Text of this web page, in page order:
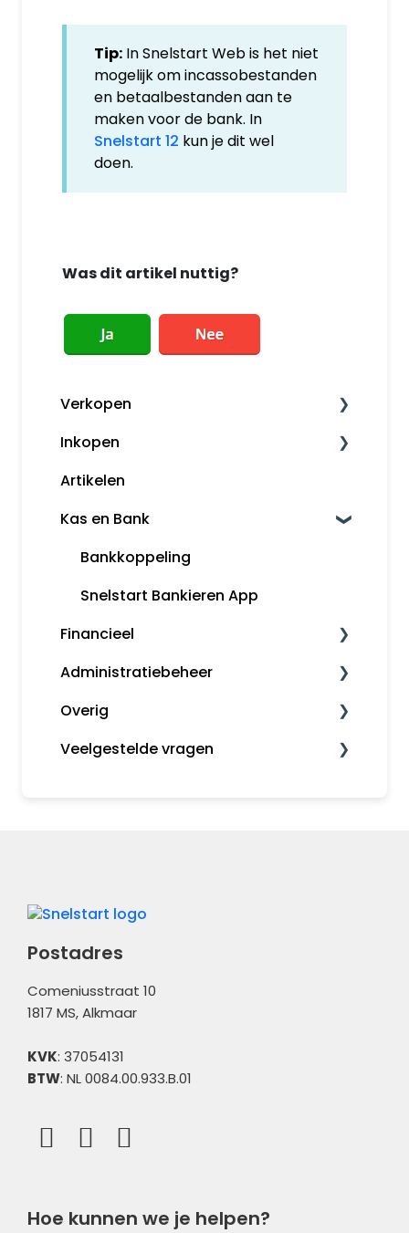
Tip: In Snelstart Web is het niet
mogelijk om incassobestanden
en betaalbestanden aan te
maken voor de bank. In
Snelstart 12 kun je dit wel
doen.
Was dit artikel nuttig?
Verkopen
Factureren
Herinneringen en aanmaningen
Klanten
Kassa
Inkopen
Leveranciers
Artikelen
Kas en Bank
Bankkoppeling
Snelstart Bankieren App
Financieel
Fiscaal
Rapporten
Administratiebeheer
Administratiebeheer
Gebruikers en rechten
Overig
MijnSnelStart
Veelgestelde vragen
Postadres
Comeniusstraat 10
1817 MS, Alkmaar
KVK: 37054131
BTW: NL 0084.00.933.B.01
Hoe kunnen we je helpen?